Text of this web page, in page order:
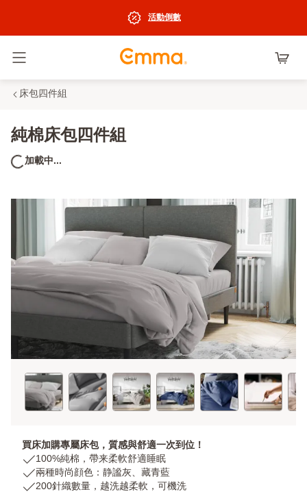
活動倒數
床包四件組
純棉床包四件組
加載中...
買床加購專屬床包，質感與舒適一次到位！
USP
1:
100%
100%純棉，帶来柔軟舒適睡眠
USP
2:
兩種時尚顔色：静謐灰、藏青藍
USP200針織數量，越洗越柔軟，可機洗